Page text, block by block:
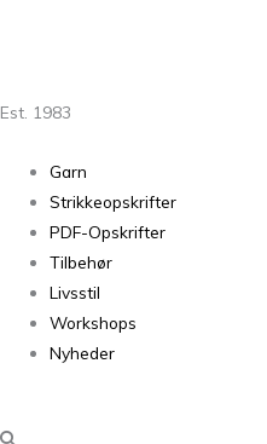
Est. 1983
Garn
Strikkeopskrifter
PDF-Opskrifter
Tilbehør
Livsstil
Workshops
Nyheder